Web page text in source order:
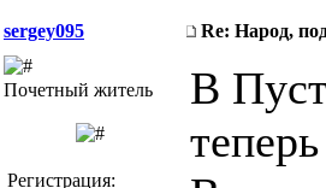
sergey095 Re: Народ,
Почетный житель
Регистрация:
В